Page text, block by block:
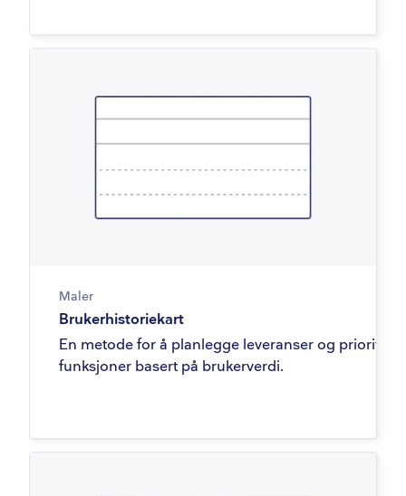
Maler
Brukerhistoriekart
En metode for å planlegge leveranser og prioritere
funksjoner basert på brukerverdi.